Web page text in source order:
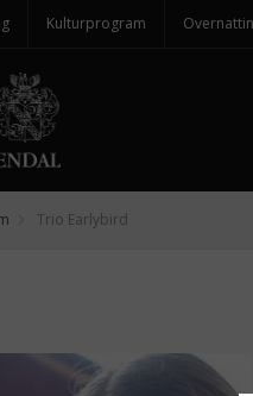
Kulturprogram
Trio Earlybird